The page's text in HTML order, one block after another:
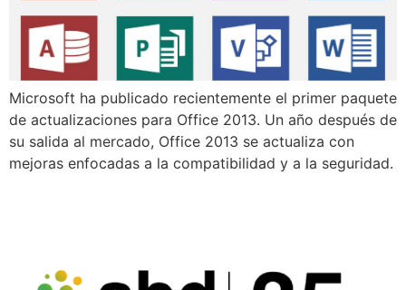
Microsoft ha publicado recientemente el primer paquete
de actualizaciones para Office 2013. Un año después de
su salida al mercado, Office 2013 se actualiza con
mejoras enfocadas a la compatibilidad y a la seguridad.